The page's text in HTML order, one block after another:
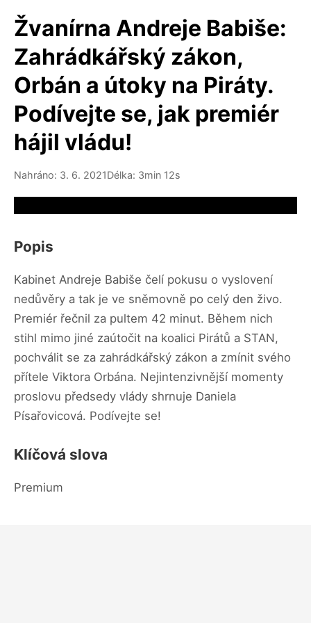
Žvanírna Andreje Babiše:
Zahrádkářský zákon,
Orbán a útoky na Piráty.
Podívejte se, jak premiér
hájil vládu!
Nahráno: 3. 6. 2021Délka: 3min 12s
Popis
Kabinet Andreje Babiše čelí pokusu o vyslovení
nedůvěry a tak je ve sněmovně po celý den živo.
Premiér řečnil za pultem 42 minut. Během nich
stihl mimo jiné zaútočit na koalici Pirátů a STAN,
pochválit se za zahrádkářský zákon a zmínit svého
přítele Viktora Orbána. Nejintenzivnější momenty
proslovu předsedy vlády shrnuje Daniela
Písařovicová. Podívejte se!
Klíčová slova
Premium